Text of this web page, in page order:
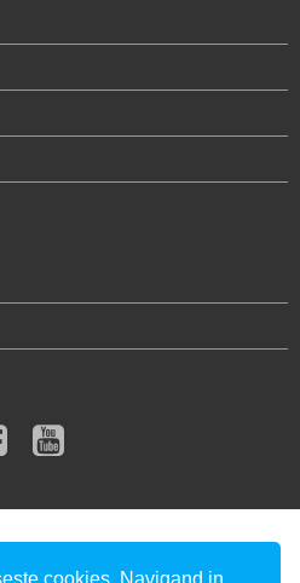
de Apă Someș S.A.
cookies. Navigand in